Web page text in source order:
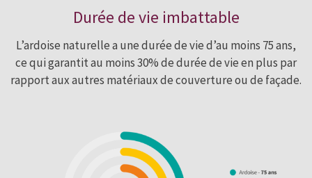
Durée de vie imbattable
L’ardoise naturelle a une durée de vie d’au moins 75 ans,
ce qui garantit au moins 30% de durée de vie en plus par
rapport aux autres matériaux de couverture ou de façade.